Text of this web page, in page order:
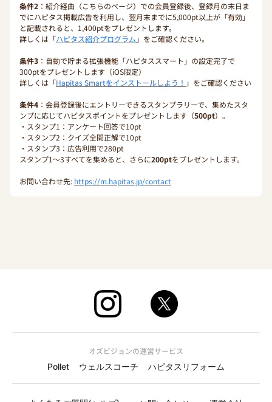
条件2 ：紹介経由（こちらのページ）での会員登録後、登録月の末日ま
でにハピタス掲載広告を利用し、翌月末までに5,000pt以上が「有効」
と記載されると、1,400ptをプレゼントします。
詳しくは「ハピタス紹介プログラム 」をご確認ください。
条件3 ：自動で貯まる拡張機能「ハピタススマート」の設定完了で
300ptをプレゼントします（iOS限定）
詳しくは「Hapitas Smartをインストールしよう！ 」をご確認ください
条件4 ：会員登録後にエントリーできるスタンプラリーで、集めたスタ
ンプに応じてハピタスポイントをプレゼントします（500pt）。
・スタンプ1：アンケート回答で10pt
・スタンプ2：クイズ全問正解で10pt
・スタンプ3：広告利用で280pt
スタンプ1〜3すべてを集めると、さらに200ptをプレゼントします。
お問い合わせ先: https://m.hapitas.jp/contact
オズビジョンの運営サービス
Pollet
ウェルスコーチ ハピタスリフォーム